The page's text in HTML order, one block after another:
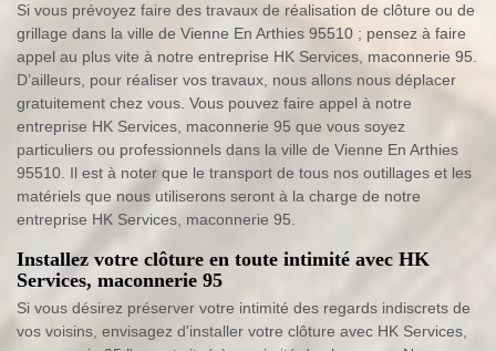
Si vous prévoyez faire des travaux de réalisation de clôture ou de
grillage dans la ville de Vienne En Arthies 95510 ; pensez à faire
appel au plus vite à notre entreprise HK Services, maconnerie 95.
D’ailleurs, pour réaliser vos travaux, nous allons nous déplacer
gratuitement chez vous. Vous pouvez faire appel à notre
entreprise HK Services, maconnerie 95 que vous soyez
particuliers ou professionnels dans la ville de Vienne En Arthies
95510. Il est à noter que le transport de tous nos outillages et les
matériels que nous utiliserons seront à la charge de notre
entreprise HK Services, maconnerie 95.
Installez votre clôture en toute intimité avec HK
Services, maconnerie 95
Si vous désirez préserver votre intimité des regards indiscrets de
vos voisins, envisagez d'installer votre clôture avec HK Services,